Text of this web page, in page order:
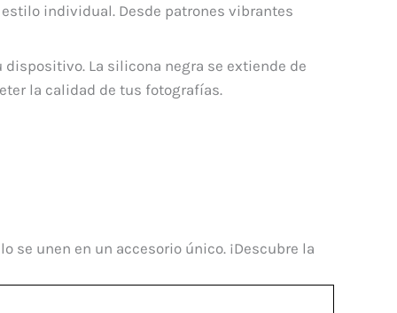
individual. Desde patrones vibrantes
La silicona negra se extiende de
la calidad de tus fotografías.
unen en un accesorio único. ¡Descubre la